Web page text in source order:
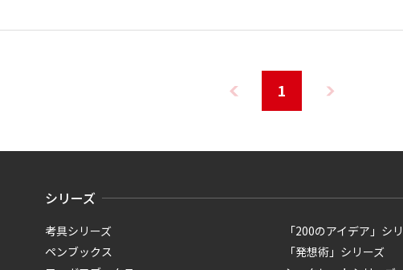
1
シリーズ
考具シリーズ
ペンブックス
「200のアイデア」シ
「発想術」シリーズ